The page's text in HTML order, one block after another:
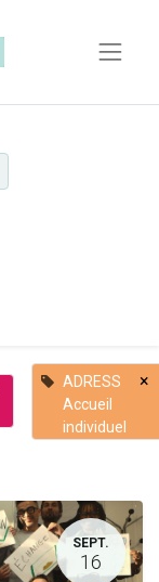
ADRESS
Accueil
individuel
×
SEPT.
16